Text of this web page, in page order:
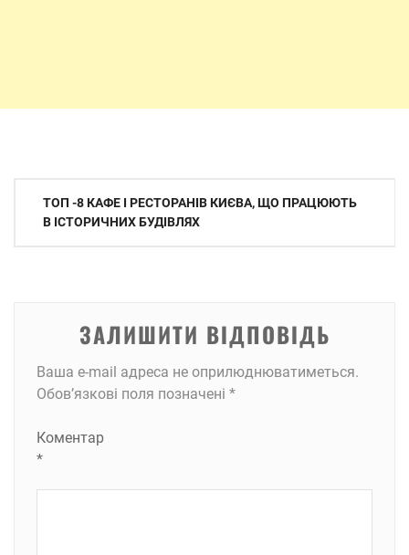
Навігація
записів
ТОП -8 КАФЕ І РЕСТОРАНІВ КИЄВА, ЩО ПРАЦЮЮТЬ
В ІСТОРИЧНИХ БУДІВЛЯХ
ЗАЛИШИТИ ВІДПОВІДЬ
Ваша e-mail адреса не оприлюднюватиметься.
Обов’язкові поля позначені *
Коментар
*